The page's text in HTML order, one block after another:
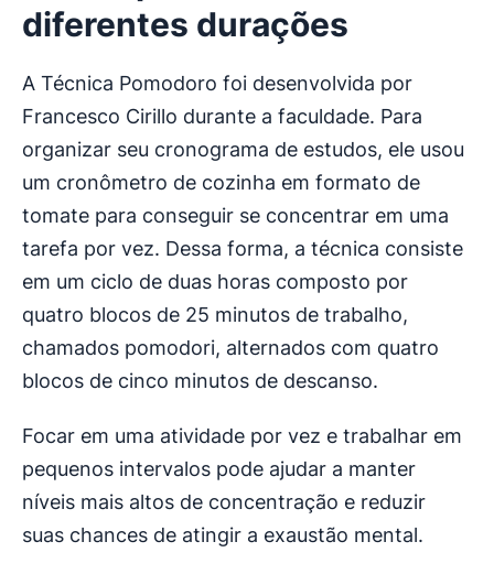
diferentes durações
A Técnica Pomodoro foi desenvolvida por
Francesco Cirillo durante a faculdade. Para
organizar seu cronograma de estudos, ele usou
um cronômetro de cozinha em formato de
tomate para conseguir se concentrar em uma
tarefa por vez. Dessa forma, a técnica consiste
em um ciclo de duas horas composto por
quatro blocos de 25 minutos de trabalho,
chamados pomodori, alternados com quatro
blocos de cinco minutos de descanso.
Focar em uma atividade por vez e trabalhar em
pequenos intervalos pode ajudar a manter
níveis mais altos de concentração e reduzir
suas chances de atingir a exaustão mental.